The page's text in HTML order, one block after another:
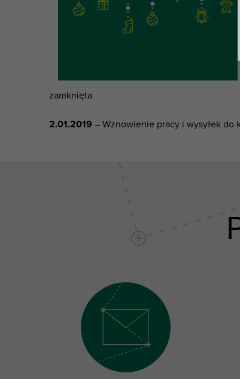
zamknięta
2.01.2019 – Wznowienie pracy i wysyłek do